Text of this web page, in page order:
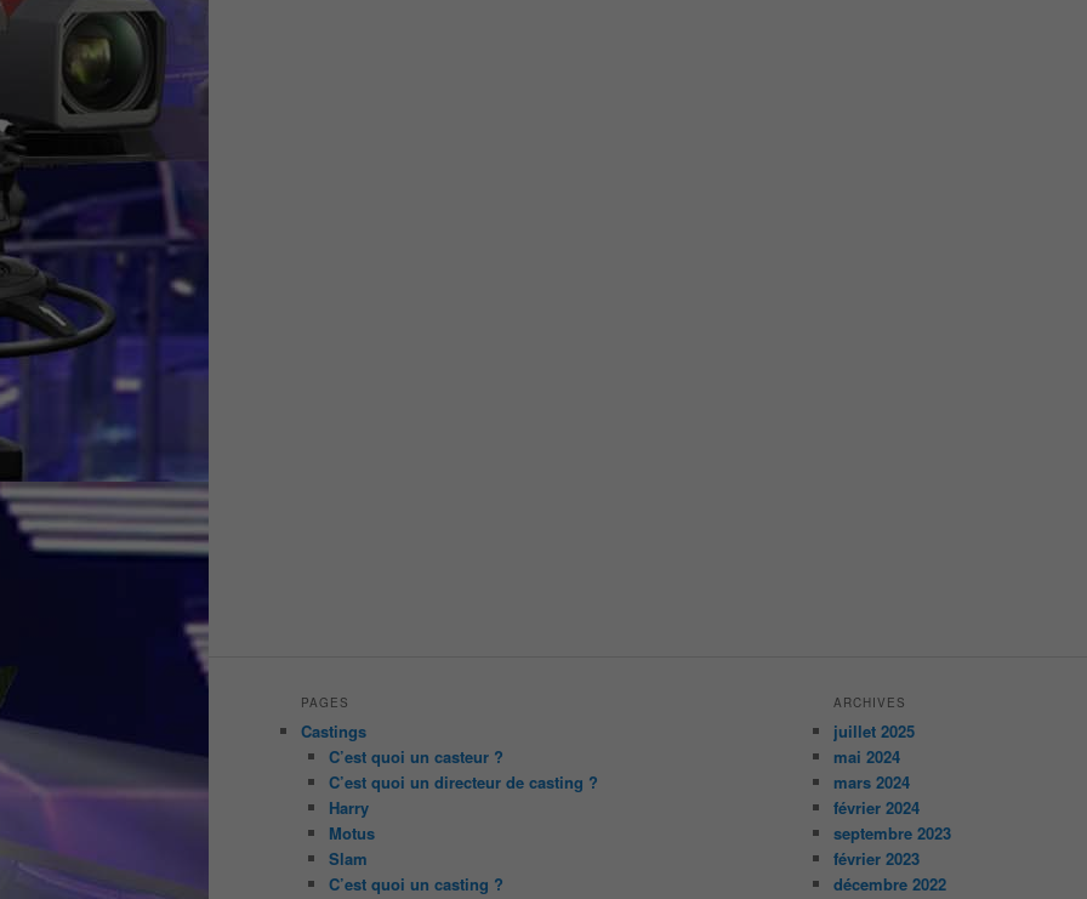
PAGES
Castings
C’est quoi un casteur ?
C’est quoi un directeur de casting ?
Harry
Motus
Slam
C’est quoi un casting ?
ARCHIVES
juillet 2025
mai 2024
mars 2024
février 2024
septembre 2023
février 2023
décembre 2022